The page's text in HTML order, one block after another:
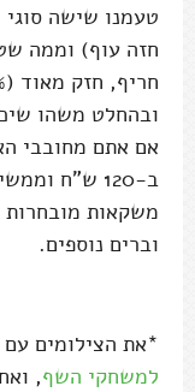
טעמנו שישה
חזה עוף) וממה
ובהחלט משהו
אם אתם מחובבי
ב-120 ש"ח
משקאות מובחרות
וברים נוספים.
*את הצילומים
למשחקי השף,